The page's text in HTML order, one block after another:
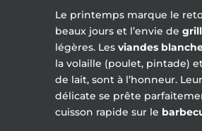
Le printemps marque le
beaux jours et l’envie de
légères. Les viandes
la volaille (poulet, pintade)
de lait, sont à l’honneur.
délicate se prête
cuisson rapide sur le